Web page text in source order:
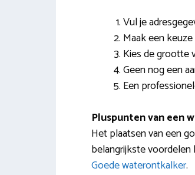
Vul je
Maak een
Kies de grootte
Geen nog een
Een
Pluspunten van een
Het plaatsen van een
belangrijkste
Goede waterontkalker.